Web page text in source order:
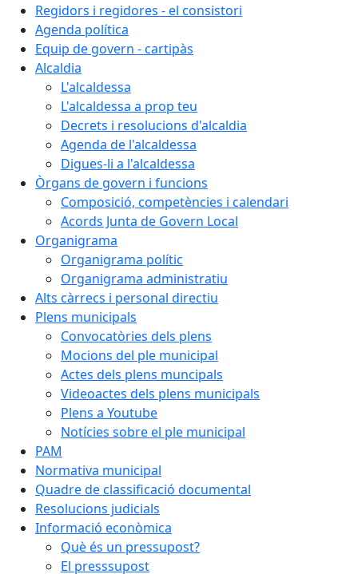
Regidors i regidores - el consistori
Agenda política
Equip de govern - cartipàs
Alcaldia
L'alcaldessa
L'alcaldessa a prop teu
Decrets i resolucions d'alcaldia
Agenda de l'alcaldessa
Digues-li a l'alcaldessa
Òrgans de govern i funcions
Composició, competències i calendari
Acords Junta de Govern Local
Organigrama
Organigrama polític
Organigrama administratiu
Alts càrrecs i personal directiu
Plens municipals
Convocatòries dels plens
Mocions del ple municipal
Actes dels plens muncipals
Videoactes dels plens municipals
Plens a Youtube
Notícies sobre el ple municipal
PAM
Normativa municipal
Quadre de classificació documental
Resolucions judicials
Informació econòmica
Què és un pressupost?
El presssupost